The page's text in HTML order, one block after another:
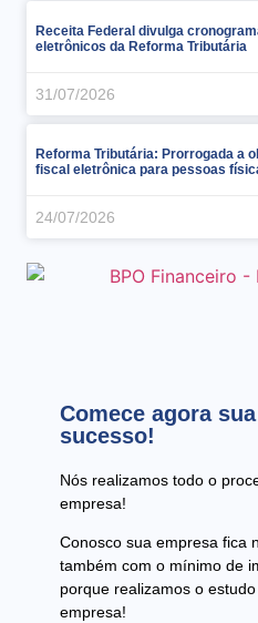
Receita Federal divulga
eletrônicos da Reforma Tributária
31/07/2026
Reforma Tributária: Prorrogada a
fiscal eletrônica para pessoas
24/07/2026
Comece agora
sucesso!
Nós realizamos todo o
empresa!
Conosco sua empresa fica
também com o mínimo de
porque realizamos o
empresa!